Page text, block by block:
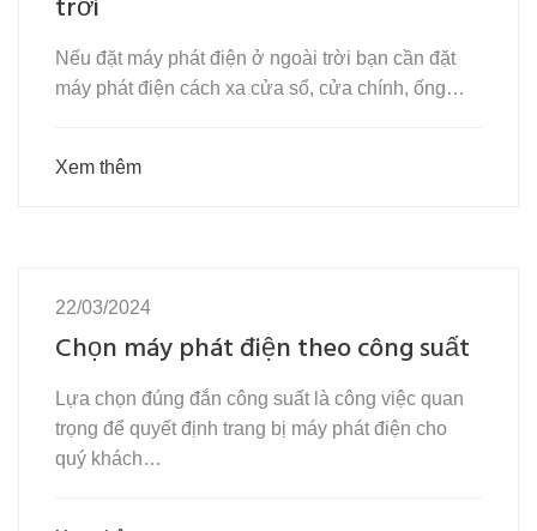
trời
Nếu đặt máy phát điện ở ngoài trời bạn cần đặt
máy phát điện cách xa cửa sổ, cửa chính, ống…
Xem thêm
22/03/2024
Chọn máy phát điện theo công suất
Lựa chọn đúng đắn công suất là công việc quan
trọng để quyết định trang bị máy phát điện cho
quý khách…